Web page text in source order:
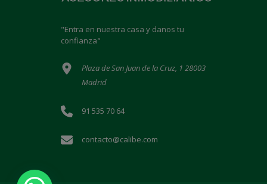
"Entra en nuestra casa y danos tu
confianza"
Plaza de San Juan de la Cruz, 1 28003
Madrid
91 535 70 64
contacto@calibe.com